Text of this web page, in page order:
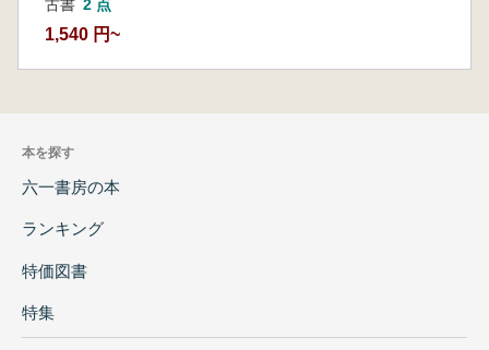
古書 2 点
1,540 円~
本を探す
六一書房の本
ランキング
特価図書
特集